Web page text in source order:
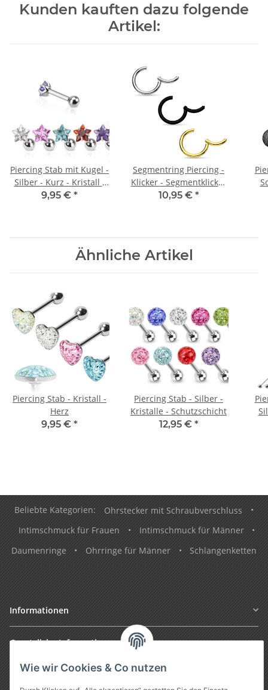
Wie wir Cookies & Co nutzen
Kunden kauften dazu folgende
Artikel:
Piercing Stab mit Kugel -
Silber - Kurz - Kristall -
Stern
9,95 € *
Segmentring Piercing -
Klicker - Segmentklicker
- 1.2mm x 6mm
10,95 € *
Ähnliche Artikel
Piercing Stab - Kristall -
Herz
9,95 € *
Piercing Stab - Silber -
Kristalle - Schutzschicht
12,95 € *
Beliebte Kategorien: Ohrstecker mit Schraubverschluss
•
Intimschmuck für Frauen
• Intimschmuck für Männer
•
Daumenringe
• Ohrringe für Männer • Schlangenketten
Informationen
Gesetzliche Informationen